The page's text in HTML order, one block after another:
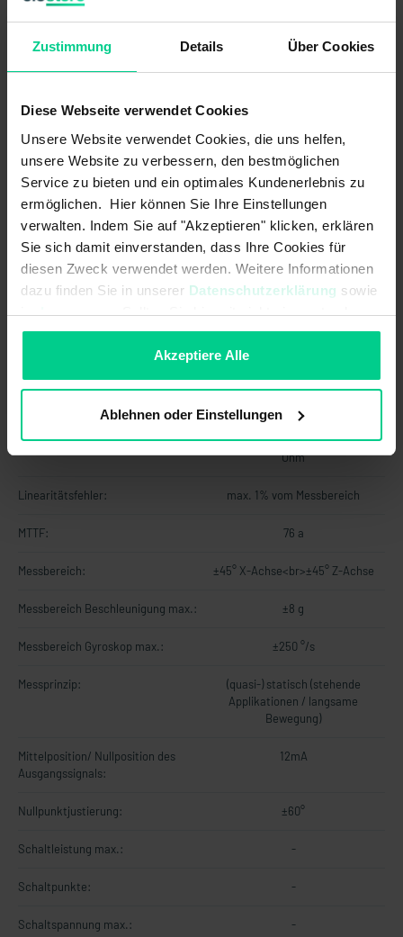
Zustimmung Details Über Cookies
Diese Webseite verwendet Cookies
Unsere Website verwendet Cookies, die uns helfen,
unsere Website zu verbessern, den bestmöglichen
Service zu bieten und ein optimales Kundenerlebnis zu
ermöglichen. Hier können Sie Ihre Einstellungen
verwalten. Indem Sie auf "Akzeptieren" klicken, erklären
Sie sich damit einverstanden, dass Ihre Cookies für
diesen Zweck verwendet werden. Weitere Informationen
dazu finden Sie in unserer Datenschutzerklärung sowie
imImpressum. Sollten Sie hiermit nicht einverstanden
sein, können Sie die Verwendung von Cookies hier
Akzeptiere Alle
Ablehnen oder Einstellungen
EMV Flurförderzeuge (Norm): DIN EN 12895
EMV Land- und forstwirtschaftliche
EN ISO 14982, Load dump Pulse B
Level 1-4
Einschaltverzögerung: -
Hysterese: -
Initialisierungszeit nach Power
500 ms
Lastwiderstand:
UB +8..+36 V DC 120-270
Ohm<br>UB +14..+36 V DC 120-500
Ohm
Linearitätsfehler: max. 1% vom Messbereich
MTTF: 76 a
Messbereich: ±45° X-Achse<br>±45° Z-Achse
Messbereich Beschleunigung max.: ±8 g
Messbereich Gyroskop max.: ±250 °/s
Messprinzip:
(quasi-) statisch (stehende
Applikationen / langsame
Bewegung)
Mittelposition/ Nullposition des
Ausgangssignals:
12mA
Nullpunktjustierung: ±60°
Schaltleistung max.: -
Schaltpunkte: -
Schaltspannung max.: -